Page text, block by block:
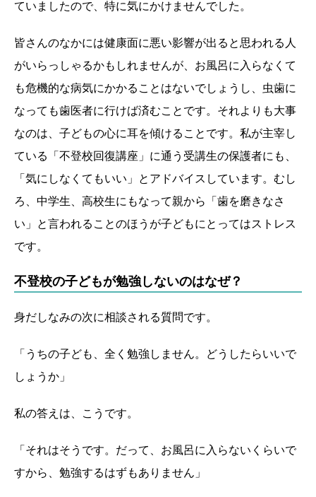
ていましたので、特に気にかけませんでした。
皆さんのなかには健康面に悪い影響が出ると思われる人
がいらっしゃるかもしれませんが、お風呂に入らなくて
も危機的な病気にかかることはないでしょうし、虫歯に
なっても歯医者に行けば済むことです。それよりも大事
なのは、子どもの心に耳を傾けることです。私が主宰し
ている「不登校回復講座」に通う受講生の保護者にも、
「気にしなくてもいい」とアドバイスしています。むし
ろ、中学生、高校生にもなって親から「歯を磨きなさ
い」と言われることのほうが子どもにとってはストレス
です。
不登校の子どもが勉強しないのはなぜ？
身だしなみの次に相談される質問です。
「うちの子ども、全く勉強しません。どうしたらいいで
しょうか」
私の答えは、こうです。
「それはそうです。だって、お風呂に入らないくらいで
すから、勉強するはずもありません」